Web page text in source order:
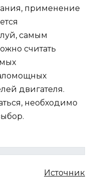
применение
самым
считать
двигателя.
необходимо
Источник